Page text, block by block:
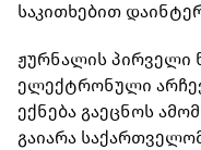
საკითხებით
ჟურნალის პირველი
ელექტრონული
ექნება გაეცნოს
გაიარა